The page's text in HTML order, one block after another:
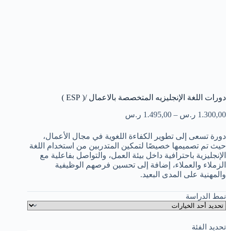
دورات اللغة الإنجليزيه المتخصصة بالاعمال /( ESP )
1.300,00 ر.س –
1.495,00 ر.س
دورة تسعى إلى تطوير الكفاءة اللغوية في مجال الأعمال،
حيث تم تصميمها خصيصًا لتمكين المتدربين من استخدام اللغة
الإنجليزية باحترافية داخل بيئة العمل، والتواصل بفاعلية مع
الزملاء والعملاء، إضافة إلى تحسين فرصهم الوظيفية
والمهنية على المدى البعيد.
نمط الدراسة
تحديد الفئة